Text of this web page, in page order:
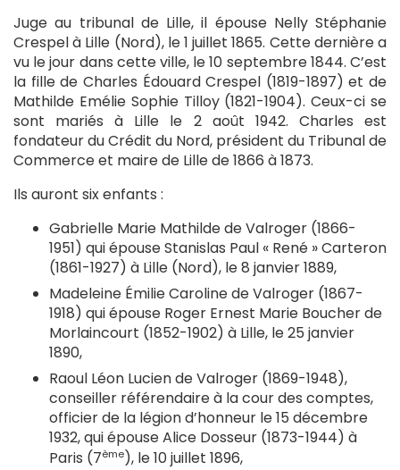
Juge au tribunal de Lille, il épouse Nelly Stéphanie
Crespel à Lille (Nord), le 1 juillet 1865. Cette dernière a
vu le jour dans cette ville, le 10 septembre 1844. C’est
la fille de Charles Édouard Crespel (1819-1897) et de
Mathilde Emélie Sophie Tilloy (1821-1904). Ceux-ci se
sont mariés à Lille le 2 août 1942. Charles est
fondateur du Crédit du Nord, président du Tribunal de
Commerce et maire de Lille de 1866 à 1873.
Ils auront six enfants :
Gabrielle Marie Mathilde de Valroger (1866-
1951) qui épouse Stanislas Paul « René » Carteron
(1861-1927) à Lille (Nord), le 8 janvier 1889,
Madeleine Émilie Caroline de Valroger (1867-
1918) qui épouse Roger Ernest Marie Boucher de
Morlaincourt (1852-1902) à Lille, le 25 janvier
1890,
Raoul Léon Lucien de Valroger (1869-1948),
conseiller référendaire à la cour des comptes,
officier de la légion d’honneur le 15 décembre
1932, qui épouse Alice Dosseur (1873-1944) à
Paris (7ème), le 10 juillet 1896,